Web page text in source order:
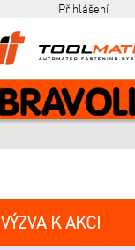
Přihlášení
VÝZVA K AKCI